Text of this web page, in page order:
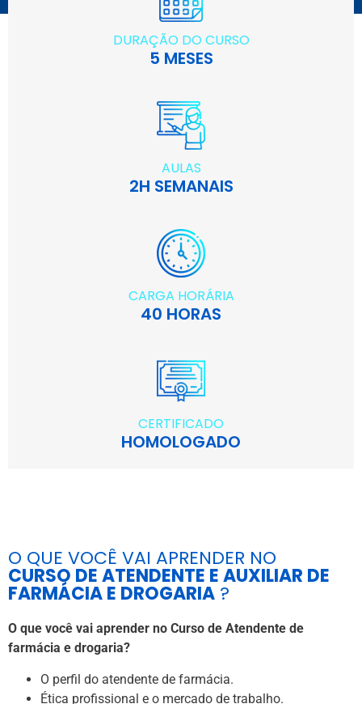
DURAÇÃO DO CURSO
5 MESES
AULAS
2H SEMANAIS
CARGA HORÁRIA
40 HORAS
CERTIFICADO
HOMOLOGADO
O QUE VOCÊ VAI APRENDER NO
CURSO DE ATENDENTE E AUXILIAR DE
FARMÁCIA E DROGARIA ?
O que você vai aprender no Curso de Atendente de
farmácia e drogaria?
O perfil do atendente de farmácia.
Ética profissional e o mercado de trabalho.